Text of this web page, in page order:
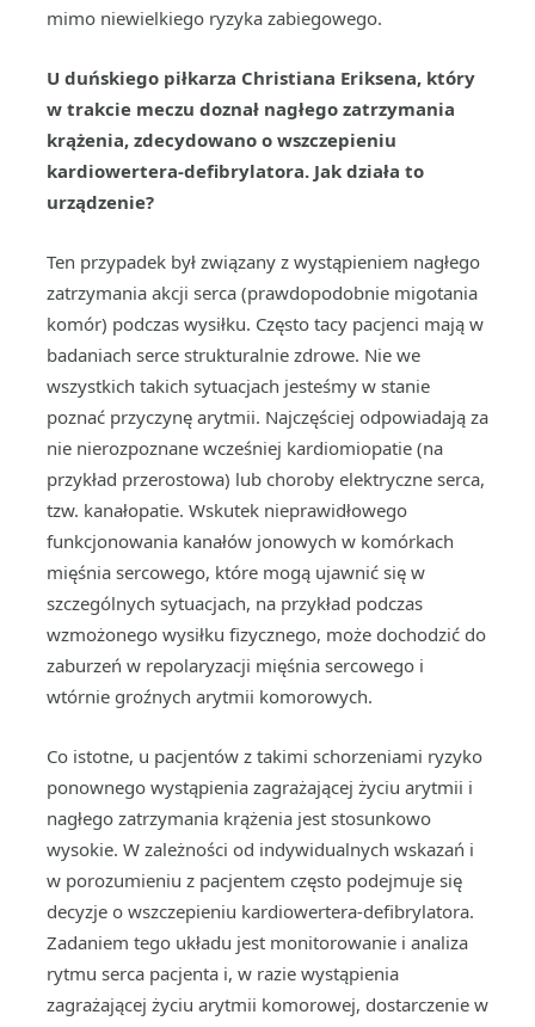
mimo niewielkiego ryzyka zabiegowego.
U duńskiego piłkarza Christiana Eriksena, który
w trakcie meczu doznał nagłego zatrzymania
krążenia, zdecydowano o wszczepieniu
kardiowertera-defibrylatora. Jak działa to
urządzenie?
Ten przypadek był związany z wystąpieniem nagłego
zatrzymania akcji serca (prawdopodobnie migotania
komór) podczas wysiłku. Często tacy pacjenci mają w
badaniach serce strukturalnie zdrowe. Nie we
wszystkich takich sytuacjach jesteśmy w stanie
poznać przyczynę arytmii. Najczęściej odpowiadają za
nie nierozpoznane wcześniej kardiomiopatie (na
przykład przerostowa) lub choroby elektryczne serca,
tzw. kanałopatie. Wskutek nieprawidłowego
funkcjonowania kanałów jonowych w komórkach
mięśnia sercowego, które mogą ujawnić się w
szczególnych sytuacjach, na przykład podczas
wzmożonego wysiłku fizycznego, może dochodzić do
zaburzeń w repolaryzacji mięśnia sercowego i
wtórnie groźnych arytmii komorowych.
Co istotne, u pacjentów z takimi schorzeniami ryzyko
ponownego wystąpienia zagrażającej życiu arytmii i
nagłego zatrzymania krążenia jest stosunkowo
wysokie. W zależności od indywidualnych wskazań i
w porozumieniu z pacjentem często podejmuje się
decyzje o wszczepieniu kardiowertera-defibrylatora.
Zadaniem tego układu jest monitorowanie i analiza
rytmu serca pacjenta i, w razie wystąpienia
zagrażającej życiu arytmii komorowej, dostarczenie w